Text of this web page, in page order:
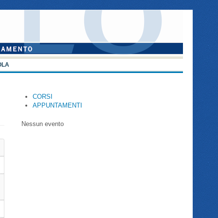
CORSI
APPUNTAMENTI
Nessun evento